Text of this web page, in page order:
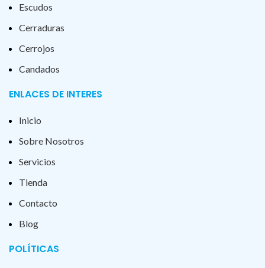
Escudos
Cerraduras
Cerrojos
Candados
ENLACES DE INTERES
Inicio
Sobre Nosotros
Servicios
Tienda
Contacto
Blog
POLÍTICAS